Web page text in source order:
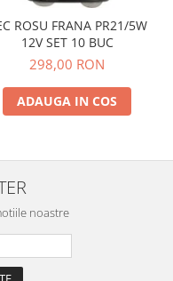
ROSU FRANA PR21/5W
12V SET 10 BUC
298,00 RON
ADAUGA IN COS
noastre